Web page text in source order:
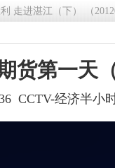
进湛江（下） （
货第一天
CCTV-经济半小